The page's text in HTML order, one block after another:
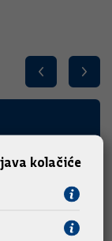
kolačiće